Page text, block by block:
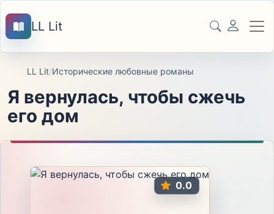
LL Lit
LL Lit/Исторические любовные романы
Я вернулась, чтобы сжечь
его дом
0.0